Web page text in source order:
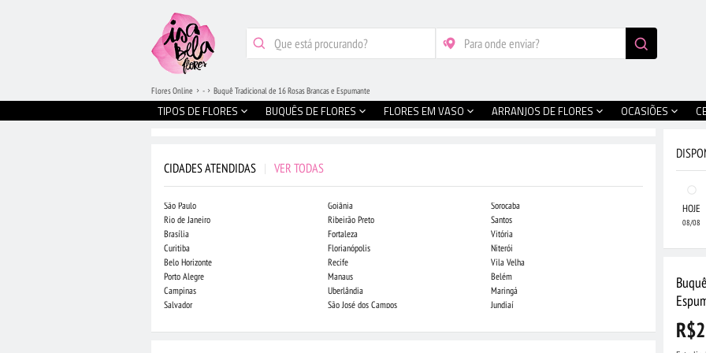
TIPOS DE FLORES BUQUÊS DE FLORES FLORES EM VASO ARRANJOS DE FLORES OCASIÕES
Flores Online - Buquê Tradicional de 16 Rosas Brancas e Espumante
CIDADES ATENDIDAS | VER TODAS
São Paulo
Rio de Janeiro
Brasília
Curitiba
Belo Horizonte
Porto Alegre
Campinas
Salvador
Goiânia
Ribeirão Preto
Fortaleza
Florianópolis
Recife
Manaus
Uberlândia
São José dos Campos
Sorocaba
Santos
Vitória
Niterói
Vila Velha
Belém
Maringá
Jundiaí
Campo Grande
Indaiatuba
Piracicaba
São Luis
São José do
João Pessoa
HOJE
08/08